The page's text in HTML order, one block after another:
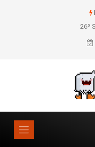
26º Salón Manga Jerez